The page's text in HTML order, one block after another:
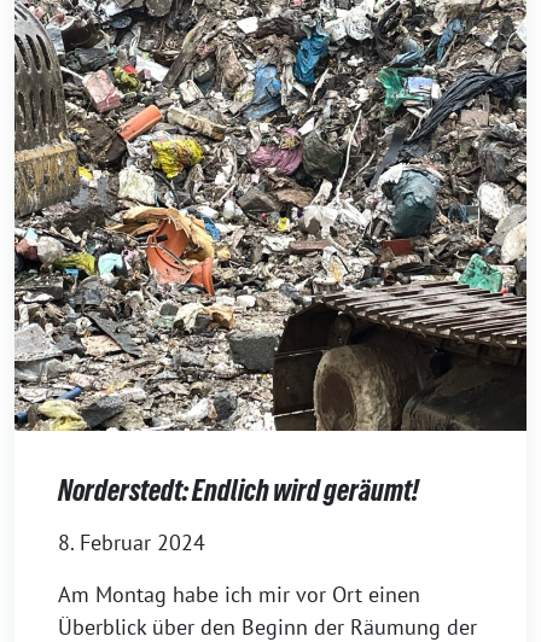
Norderstedt: Endlich wird geräumt!
8. Februar 2024
Am Montag habe ich mir vor Ort einen
Überblick über den Beginn der Räumung der